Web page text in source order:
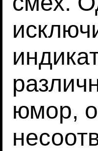
юмор,